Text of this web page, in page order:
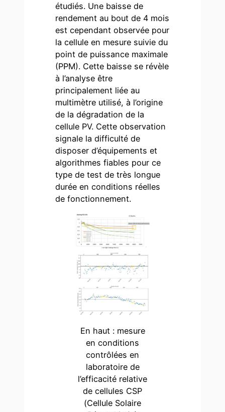
étudiés. Une baisse de
rendement au bout de 4 mois
est cependant observée pour
la cellule en mesure suivie du
point de puissance maximale
(PPM). Cette baisse se révèle
à l’analyse être
principalement liée au
multimètre utilisé, à l’origine
de la dégradation de la
cellule PV. Cette observation
signale la difficulté de
disposer d’équipements et
algorithmes fiables pour ce
type de test de très longue
durée en conditions réelles
de fonctionnement.
En haut : mesure
en conditions
contrôlées en
laboratoire de
l’efficacité relative
de cellules CSP
(Cellule Solaire